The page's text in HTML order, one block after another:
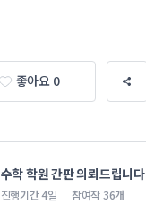
좋아요 0
수학 학원 간판 의뢰드립니다
진행기간 4일 참여작 36개